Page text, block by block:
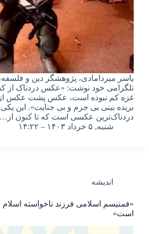
یاسر میردامادی، پژوهشگر دین و
تلگرامی خود نوشت: «عکس دردناک از
غزه کم نبوده است، عکس‌ پشت عکس
بریده بینی بی جرم و بی جنایت». این یکی
دردناک‌ترین عکسی است که تا کنون از…
شنبه, ۵ خرداد ۱۴۰۳ – ۱۴:۲۲
اندیشه
«فمنیسم اسلامی فرزند ناخواسته‌
است»